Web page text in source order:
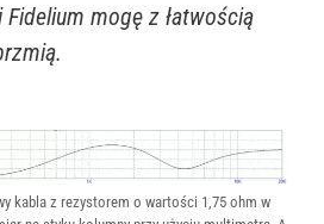
mogę z łatwością
kabla z rezystorem o wartości 1,75 ohm w